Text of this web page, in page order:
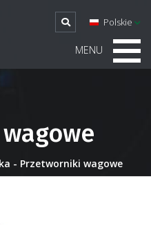
Polskie
MENU
- Przetworniki wagowe